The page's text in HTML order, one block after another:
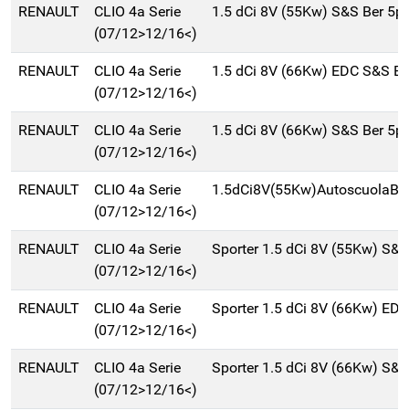
RENAULT
CLIO 4a Serie
(07/12>12/16<)
1.5 dCi 8V (55Kw) S&S Ber
RENAULT
CLIO 4a Serie
(07/12>12/16<)
1.5 dCi 8V (66Kw) EDC S&S
RENAULT
CLIO 4a Serie
(07/12>12/16<)
1.5 dCi 8V (66Kw) S&S Ber
RENAULT
CLIO 4a Serie
(07/12>12/16<)
RENAULT
CLIO 4a Serie
(07/12>12/16<)
Sporter 1.5 dCi 8V (55Kw)
RENAULT
CLIO 4a Serie
(07/12>12/16<)
Sporter 1.5 dCi 8V (66Kw)
RENAULT
CLIO 4a Serie
(07/12>12/16<)
Sporter 1.5 dCi 8V (66Kw)